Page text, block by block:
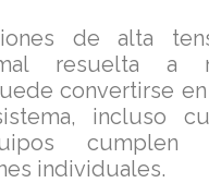
de alta
resuelta a
convertirse
incluso
cumplen
individuales.